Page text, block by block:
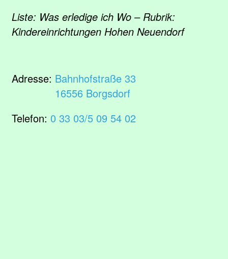
Liste: Was erledige ich Wo – Rubrik:
Kindereinrichtungen Hohen Neuendorf
Adresse: Bahnhofstraße 33
16556 Borgsdorf
Telefon: 0 33 03/5 09 54 02